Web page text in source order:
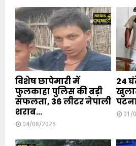
विशेष छापेमारी में
फुलकाहा पुलिस की बड़ी
सफलता, 36 लीटर नेपाली
शराब...
04/08/2026
24
01/